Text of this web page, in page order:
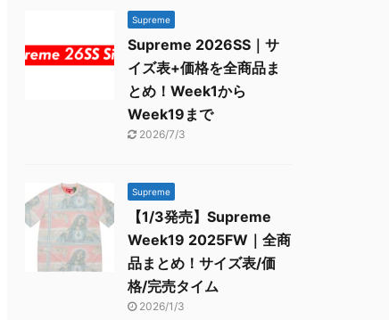
Supreme
Supreme 2026SS｜サ
イズ表+価格を全商品ま
とめ！Week1から
Week19まで
2026/7/3
Supreme
【1/3発売】Supreme
Week19 2025FW｜全商
品まとめ！サイズ表/価
格/完売タイム
2026/1/3